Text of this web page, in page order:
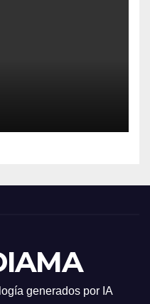
generados por IA